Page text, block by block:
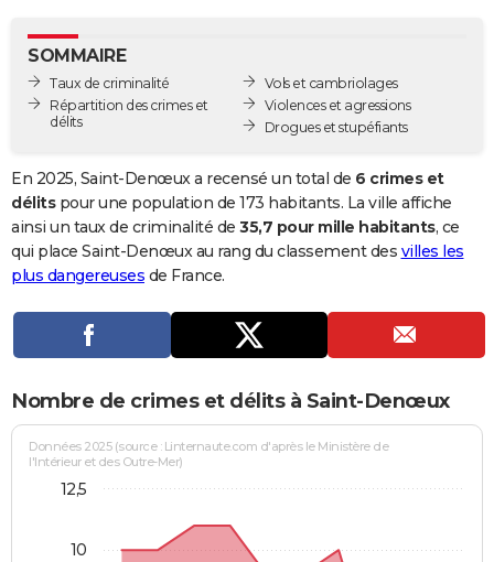
GUIDES D'ACHAT
BONS PLANS
Carte de Noël
Carte Bonne année
Carte Saint-Valentin
Carte Pâques
Carte d'anniversaire
DICTIONNAIRE
Dictionnaire
Biographies
Citations
Expressions
Proverbes
PROGRAMME TV
Se connecter
Entreprises
Service militaire
Avis de recherche
AVIS DE DÉCÈS
Bricolage
Lifestyle
Culture
Sport
Auto
Television
Voyage
Cinema
SOMMAIRE
Taux de criminalité
Répartition des crimes et
délits
Vols et cambriolages
Violences et agressions
Drogues et stupéfiants
En 2025, Saint-Denœux a recensé un total de 6 crimes et
délitspour une population de 173 habitants. La ville affiche
ainsi un taux de criminalité de 35,7 pour mille habitants, ce
qui place Saint-Denœux au rang du classement des villes les
plus dangereuses de France.
Nombre de crimes et délits à Saint-Denœux
Données 2025 (source : Linternaute.com d'après le Ministère de
l'Intérieur et des Outre-Mer)
10
12,5